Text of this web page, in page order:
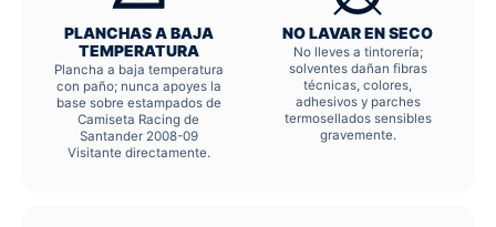
PLANCHAS A BAJA
TEMPERATURA
Plancha a baja temperatura
con paño; nunca apoyes la
base sobre estampados de
Camiseta Racing de
Santander 2008-09
Visitante directamente.
NO LAVAR EN SECO
No lleves a tintorería;
solventes dañan fibras
técnicas, colores,
adhesivos y parches
termosellados sensibles
gravemente.